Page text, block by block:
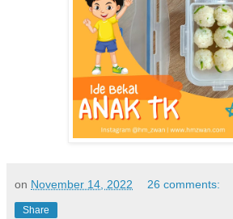
on November 14, 2022 26 comments:
Share